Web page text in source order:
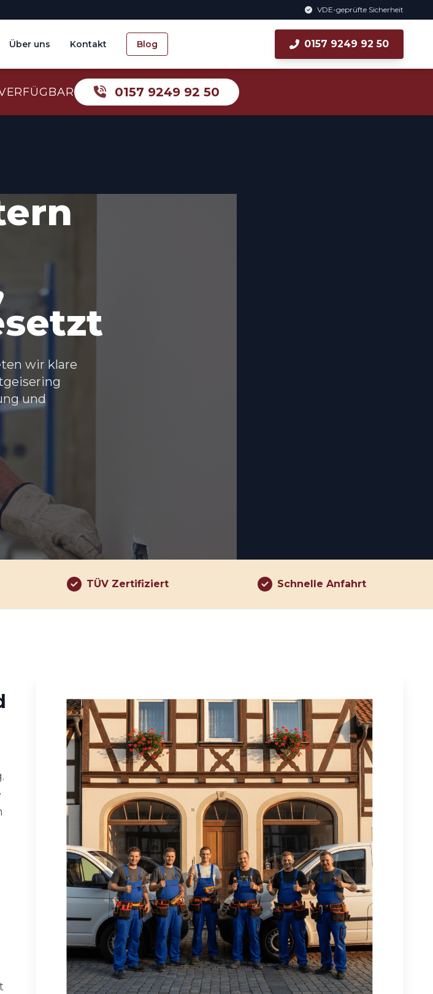
VDE-geprüfte Sicherheit
Über uns Kontakt Blog 0157 9249 92 50
0157 9249 92 50
wir klare
und
TÜV Zertifiziert Schnelle Anfahrt